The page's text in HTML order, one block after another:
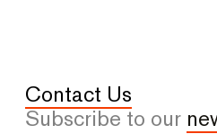
Contact Us
Subscribe to our